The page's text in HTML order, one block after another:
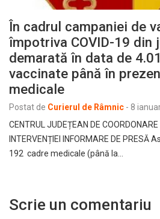
În cadrul campaniei de
împotriva COVID-19 din
demarată în data de
vaccinate până în
medicale
Postat de Curierul de Râmnic - 8
CENTRUL JUDEȚEAN DE COORDONARE
INTERVENȚIEI INFORMARE DE
192 cadre medicale (până la…
Scrie un comentariu